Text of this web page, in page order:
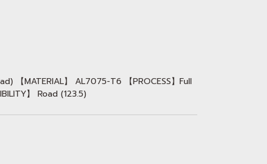
【MATERIAL】 AL7075-T6 【PROCESS】Full
】 Road (123.5)